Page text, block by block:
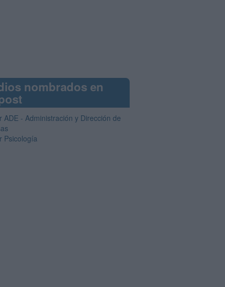
nombrados en
ADE - Administración y Dirección de
Psicología